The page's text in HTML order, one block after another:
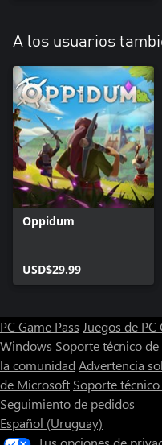
A los usuarios
Oppidum
USD$29.99
PC Game Pass Juegos de PC
Windows Soporte técnico de
la comunidad Advertencia
de Microsoft Soporte
Seguimiento de pedidos
Español (Uruguay)